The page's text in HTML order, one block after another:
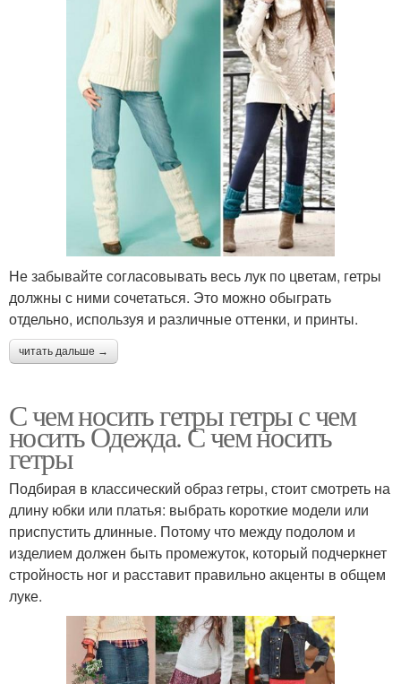
Не забывайте согласовывать весь лук по цветам, гетры
должны с ними сочетаться. Это можно обыграть
отдельно, используя и различные оттенки, и принты.
читать дальше →
С чем носить гетры гетры с чем
носить Одежда. С чем носить
гетры
Подбирая в классический образ гетры, стоит смотреть на
длину юбки или платья: выбрать короткие модели или
приспустить длинные. Потому что между подолом и
изделием должен быть промежуток, который подчеркнет
стройность ног и расставит правильно акценты в общем
луке.